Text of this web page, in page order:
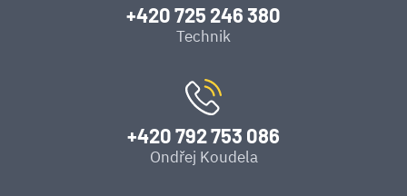
+420 725 246 380
Technik
+420 792 753 086
Ondřej Koudela